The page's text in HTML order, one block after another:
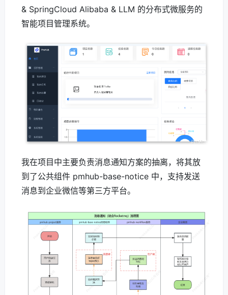
& SpringCloud Alibaba & LLM 的分布式微服务的
智能项目管理系统。
我在项目中主要负责消息通知方案的抽离，将其放
到了公共组件 pmhub-base-notice 中，支持发送
消息到企业微信等第三方平台。